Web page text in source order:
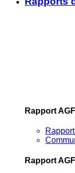
Rapport
Rapport